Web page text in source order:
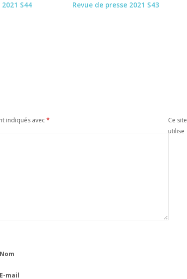
S44 Revue de presse 2021 S43
indiqués avec*
Nom
E-mail
Ce site
utilise